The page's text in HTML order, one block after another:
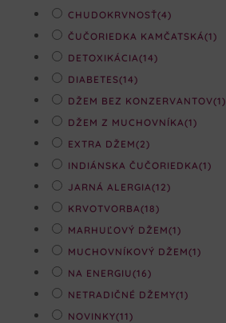
CHUDOKRVNOSŤ(4)
ČUČORIEDKA KAMČATSKÁ(1)
DETOXIKÁCIA(14)
DIABETES(14)
DŽEM BEZ KONZERVANTOV(1)
DŽEM Z MUCHOVNÍKA(1)
EXTRA DŽEM(2)
INDIÁNSKA ČUČORIEDKA(1)
JARNÁ ALERGIA(12)
KRVOTVORBA(18)
MARHUĽOVÝ DŽEM(1)
MUCHOVNÍKOVÝ DŽEM(1)
NA ENERGIU(16)
NETRADIČNÉ DŽEMY(1)
NOVINKY(11)